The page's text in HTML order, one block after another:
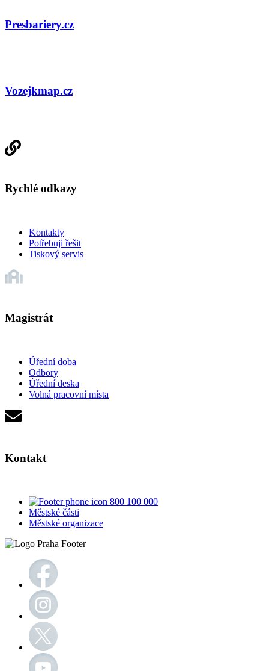
Presbariery.cz
Vozejkmap.cz
Rychlé odkazy
Kontakty
Potřebuji řešit
Tiskový servis
Magistrát
Úřední doba
Odbory
Úřední deska
Volná pracovní místa
Kontakt
800 100 000
Městské části
Městské organizace